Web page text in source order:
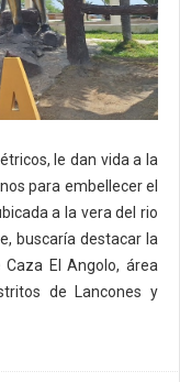
le dan vida a la
para embellecer el
a la vera del rio
buscaría destacar la
El Angolo, área
de Lancones y